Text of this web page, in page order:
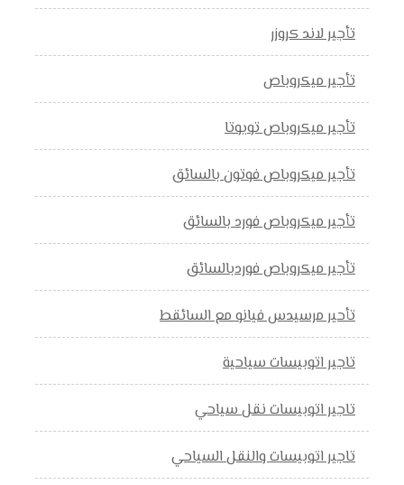
تأجير لاند كروزر
تأجير ميكروباص
تأجير ميكروباص تويوتا
تأجير ميكروباص فوتون بالسائق
تأجير ميكروباص فورد بالسائق
تأجير ميكروباص فوردبالسائق
تأحير مرسيدس فيانو مع السائقط
تاجير اتوبيسات سياحية
تاجير اتوبيسات نقل سياحي
تاجير اتوبيسات والنقل السياحي